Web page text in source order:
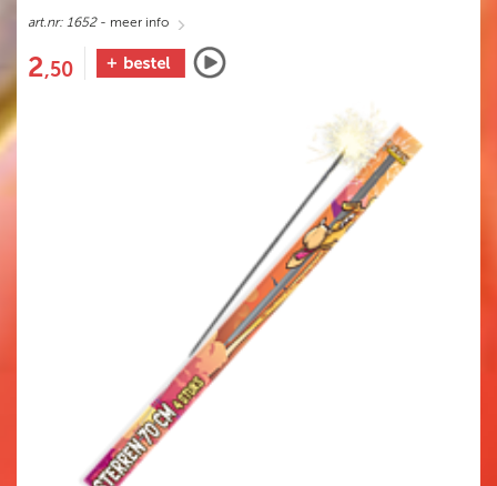
art.nr: 1652- meer info
2,50